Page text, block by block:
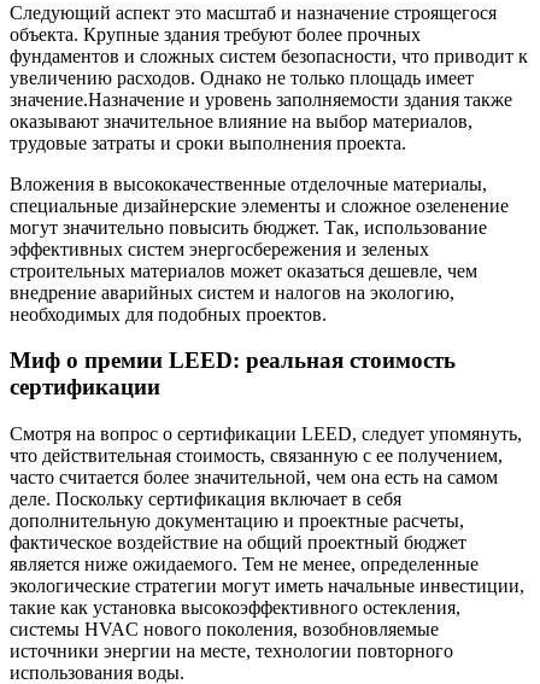
Следующий аспект это масштаб и назначение строящегося
объекта. Крупные здания требуют более прочных
фундаментов и сложных систем безопасности, что приводит к
увеличению расходов. Однако не только площадь имеет
значение.Назначение и уровень заполняемости здания также
оказывают значительное влияние на выбор материалов,
трудовые затраты и сроки выполнения проекта.
Вложения в высококачественные отделочные материалы,
специальные дизайнерские элементы и сложное озеленение
могут значительно повысить бюджет. Так, использование
эффективных систем энергосбережения и зеленых
строительных материалов может оказаться дешевле, чем
внедрение аварийных систем и налогов на экологию,
необходимых для подобных проектов.
Миф о премии LEED: реальная стоимость
сертификации
Смотря на вопрос о сертификации LEED, следует упомянуть,
что действительная стоимость, связанную с ее получением,
часто считается более значительной, чем она есть на самом
деле. Поскольку сертификация включает в себя
дополнительную документацию и проектные расчеты,
фактическое воздействие на общий проектный бюджет
является ниже ожидаемого. Тем не менее, определенные
экологические стратегии могут иметь начальные инвестиции,
такие как установка высокоэффективного остекления,
системы HVAC нового поколения, возобновляемые
источники энергии на месте, технологии повторного
использования воды.